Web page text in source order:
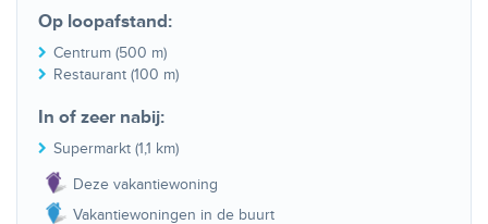
Op loopafstand:
Centrum (500 m)
Restaurant (100 m)
In of zeer nabij:
Supermarkt (1,1 km)
Deze vakantiewoning
Vakantiewoningen in de buurt